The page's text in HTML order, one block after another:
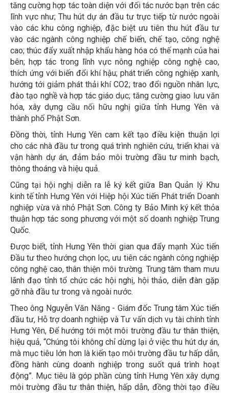
tăng cường hợp tác toàn diện với đối tác nước bạn trên các
lĩnh vực như; Thu hút dự án đầu tư trực tiếp từ nước ngoài
vào các khu công nghiệp, đặc biệt ưu tiên thu hút đầu tư
vào các ngành công nghiệp chế biến, chế tạo, công nghệ
cao; thúc đẩy xuất nhập khẩu hàng hóa có thế mạnh của hai
bên; hợp tác trong lĩnh vực nông nghiệp công nghệ cao,
thích ứng với biến đổi khí hậu; phát triển công nghiệp xanh,
hướng tới giảm phát thải khí CO2; trao đổi nguồn nhân lực,
đào tạo nghề và hợp tác giáo dục; tăng cường giao lưu văn
hóa, xây dựng cầu nối hữu nghị giữa tỉnh Hưng Yên và
thành phố Phật Sơn.
Đồng thời, tỉnh Hưng Yên cam kết tạo điều kiện thuận lợi
cho các nhà đầu tư trong quá trình nghiên cứu, triển khai và
vận hành dự án, đảm bảo môi trường đầu tư minh bạch,
thông thoáng và hiệu quả.
Cũng tại hội nghị diễn ra lễ ký kết giữa Ban Quản lý Khu
kinh tế tỉnh Hưng Yên với Hiệp hội Xúc tiến Phát triển Doanh
nghiệp vừa và nhỏ Phật Sơn. Công ty Bảo Minh ký kết thỏa
thuận hợp tác song phương với một số doanh nghiệp Trung
Quốc.
Được biết, tỉnh Hưng Yên thời gian qua đẩy mạnh Xúc tiến
Đầu tư theo hướng chọn lọc, ưu tiên các ngành công nghiệp
công nghệ cao, thân thiện môi trường. Trung tâm tham mưu
lãnh đạo tỉnh tổ chức các hội nghị, hội thảo, diễn đàn gặp
gỡ nhà đầu tư trong và ngoài nước.
Theo ông Nguyễn Văn Năng - Giám đốc Trung tâm Xúc tiến
đầu tư, Hỗ trợ doanh nghiệp và Tư vấn dịch vụ tài chính tỉnh
Hưng Yên, Để hướng tới một môi trường đầu tư thân thiện,
hiệu quả, “Chúng tôi không chỉ dừng lại ở việc thu hút dự án,
mà mục tiêu lớn hơn là kiến tạo môi trường đầu tư hấp dẫn,
đồng hành cùng doanh nghiệp trong suốt quá trình hoạt
động”. Mục tiêu là góp phần cùng tỉnh Hưng Yên xây dựng
môi trường đầu tư thân thiện, hấp dẫn, đồng thời tạo điều